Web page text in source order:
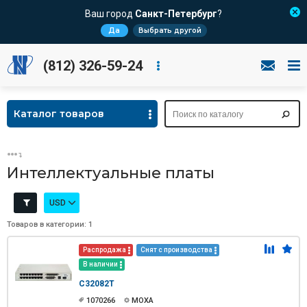
Ваш город Санкт-Петербург?
Да Выбрать другой
(812) 326-59-24
Каталог товаров
Интеллектуальные платы
USD
Товаров в категории: 1
Распродажа
Снят с производства
В наличии
C32082T
1070266 MOXA